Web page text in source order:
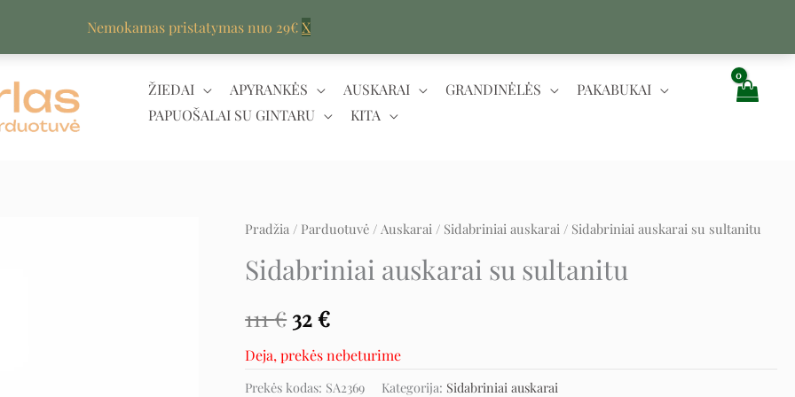
Nemokamas pristatymas nuo 29€X
ŽIEDAI
APYRANKĖS AUSKARAI GRANDINĖLĖS
PAKABUKAI
PAPUOŠALAI SU GINTARU
KITA
Pradžia / Parduotuvė / Auskarai / Sidabriniai auskarai / Sidabriniai auskarai su sultanitu
Sidabriniai auskarai su sultanitu
111€
Original
price
was:
111 €.
32€
Current
price
is:
32 €.
Deja, prekės nebeturime
Prekės kodas: SA2369 Kategorija: Sidabriniai auskarai